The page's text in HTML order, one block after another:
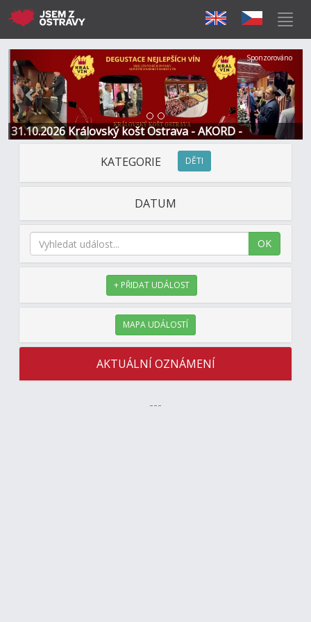
31.10.2026 Královský košt Ostrava - AKORD -
Restaurace a Hotel
Předchozí Další
Sponzorováno
KATEGORIE DĚTI
DATUM
OK
+ PŘIDAT UDÁLOST
MAPA UDÁLOSTÍ
AKTUÁLNÍ OZNÁMENÍ
---